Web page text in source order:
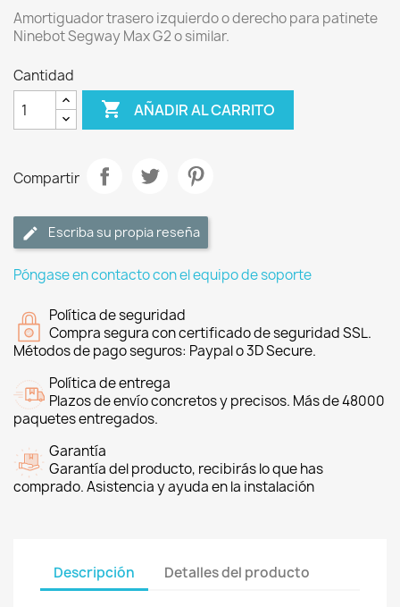
Amortiguador trasero izquierdo o derecho para patinete
Ninebot Segway Max G2 o similar.
Cantidad
 AÑADIR AL CARRITO
Compartir
Escriba su propia reseña
Póngase en contacto con el equipo de soporte
Política de seguridad
Compra segura con certificado de seguridad SSL.
Métodos de pago seguros: Paypal o 3D Secure.
Política de entrega
Plazos de envío concretos y precisos. Más de 48000
paquetes entregados.
Garantía
Garantía del producto, recibirás lo que has
comprado. Asistencia y ayuda en la instalación
Descripción Detalles del producto